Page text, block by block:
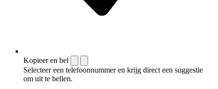
Kopieer en bel
Selecteer een telefoonnummer en krijg direct een suggestie
om uit te bellen.